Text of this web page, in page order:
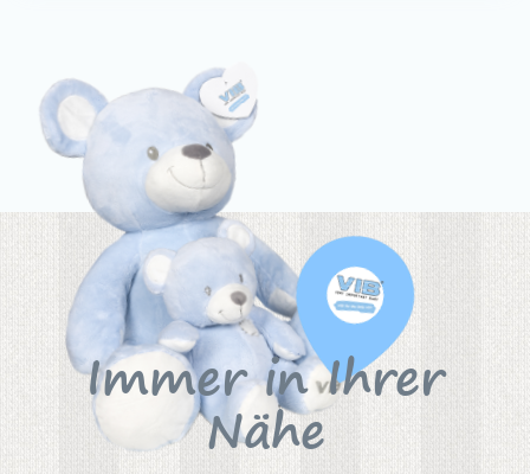
Immer in Ihrer
Nähe